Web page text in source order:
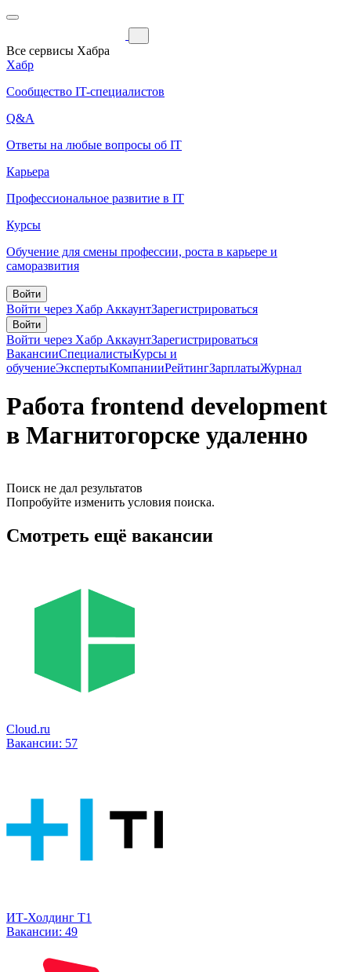
Все сервисы Хабра
Хабр
Сообщество IT-специалистов
Q&A
Ответы на любые вопросы об IT
Карьера
Профессиональное развитие в IT
Курсы
Обучение для смены профессии, роста в карьере и
саморазвития
Войти
Войти через Хабр АккаунтЗарегистрироваться
Войти
Войти через Хабр АккаунтЗарегистрироваться
ВакансииСпециалистыКурсы и
обучениеЭкспертыКомпанииРейтингЗарплатыЖурнал
Работа frontend development
в Магнитогорске удаленно
Поиск не дал результатов
Попробуйте изменить условия поиска.
Смотреть ещё вакансии
Cloud.ru
Вакансии: 57
ИТ-Холдинг Т1
Вакансии: 49